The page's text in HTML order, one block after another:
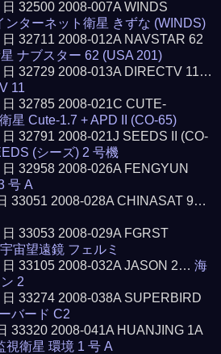
32500 2008-007A WINDS
ンターネット衛星 きずな (WINDS)
32711 2008-012A NAVSTAR 62
ナブスター 62 (USA 201)
日 32729 2008-013A DIRECTV 11…
11
32785 2008-021C CUTE-
星 Cute-1.7 + APD II (CO-65)
32791 2008-021J SEEDS II (CO-
(シーズ) 2 号機
32958 2008-026A FENGYUN
号 A
33051 2008-028A CHINASAT 9…
33053 2008-029A FGRST
宙望遠鏡 フェルミ
日 33105 2008-032A JASON 2…海
2
33274 2008-038A SUPERBIRD
バード C2
33320 2008-041A HUANJING 1A
視衛星 環境 1 号 A